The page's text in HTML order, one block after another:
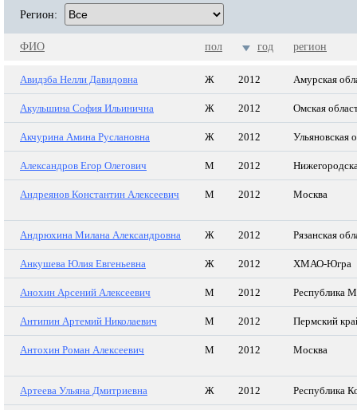
Регион:
ФИО пол год регион
Авидзба Нелли Давидовна Ж 2012 Амурская
Акульшина София Ильинична Ж 2012 Омская
Акчурина Амина Руслановна Ж 2012 Ульяновская
Александров Егор Олегович М 2012
Андреянов Константин Алексеевич М 2012 Москва
Андрюхина Милана Александровна Ж 2012 Рязанская
Анкушева Юлия Евгеньевна Ж 2012 ХМАО-Югра
Анохин Арсений Алексеевич М 2012 Республика
Антипин Артемий Николаевич М 2012 Пермский
Антохин Роман Алексеевич М 2012 Москва
Артеева Ульяна Дмитриевна Ж 2012 Республика